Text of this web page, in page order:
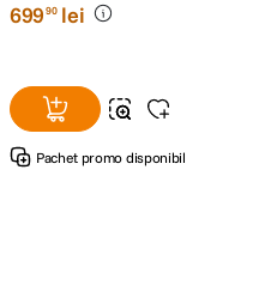
69990 lei
Pachet promo disponibil